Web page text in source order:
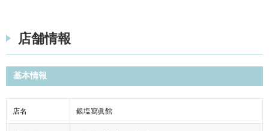
店舗情報
基本情報
店名 銀塩寫眞館